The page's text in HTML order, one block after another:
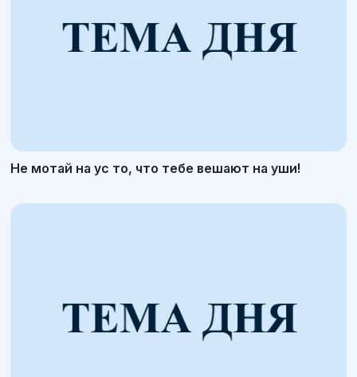
Не мотай на ус то, что тебе вешают на уши!